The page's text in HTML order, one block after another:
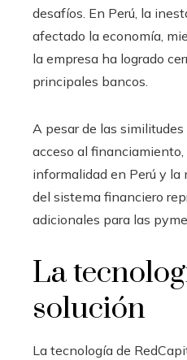
desafíos. En Perú, la
afectado la economía,
la empresa ha logrado
principales bancos.
A pesar de las
acceso al
informalidad en Perú y
del sistema financiero
adicionales para las
La
solución
La tecnología de